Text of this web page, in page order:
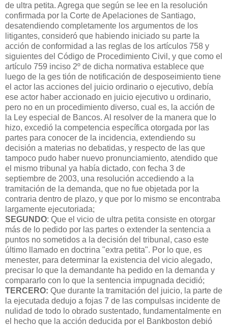
de ultra petita. Agrega que según se lee en la resolución
confirmada por la Corte de Apelaciones de Santiago,
desatendiendo completamente los argumentos de los
litigantes, consideró que habiendo iniciado su parte la
acción de conformidad a las reglas de los artículos 758 y
siguientes del Código de Procedimiento Civil, y que como el
artículo 759 inciso 2º de dicha normativa establece que
luego de la ges tión de notificación de desposeimiento tiene
el actor las acciones del juicio ordinario o ejecutivo, debía
ese actor haber accionado en juicio ejecutivo u ordinario,
pero no en un procedimiento diverso, cual es, la acción de
la Ley especial de Bancos. Al resolver de la manera que lo
hizo, excedió la competencia específica otorgada por las
partes para conocer de la incidencia, extendiendo su
decisión a materias no debatidas, y respecto de las que
tampoco pudo haber nuevo pronunciamiento, atendido que
el mismo tribunal ya había dictado, con fecha 3 de
septiembre de 2003, una resolución accediendo a la
tramitación de la demanda, que no fue objetada por la
contraria dentro de plazo, y que por lo mismo se encontraba
largamente ejecutoriada;
SEGUNDO: Que el vicio de ultra petita consiste en otorgar
más de lo pedido por las partes o extender la sentencia a
puntos no sometidos a la decisión del tribunal, caso este
último llamado en doctrina "extra petita". Por lo que, es
menester, para determinar la existencia del vicio alegado,
precisar lo que la demandante ha pedido en la demanda y
compararlo con lo que la sentencia impugnada decidió;
TERCERO: Que durante la tramitación del juicio, la parte de
la ejecutada dedujo a fojas 7 de las compulsas incidente de
nulidad de todo lo obrado sustentado, fundamentalmente en
el hecho que la acción deducida por el Bankboston debió